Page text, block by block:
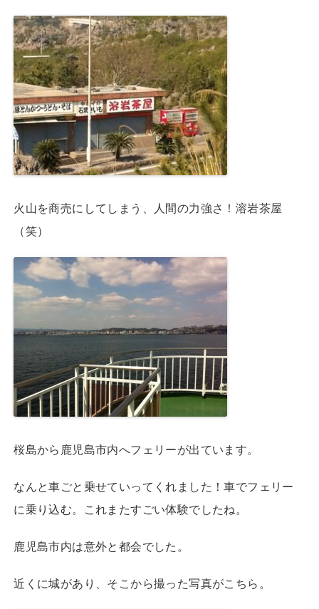
火山を商売にしてしまう、人間の力強さ！溶岩茶屋
（笑）
桜島から鹿児島市内へフェリーが出ています。
なんと車ごと乗せていってくれました！車でフェリー
に乗り込む。これまたすごい体験でしたね。
鹿児島市内は意外と都会でした。
近くに城があり、そこから撮った写真がこちら。